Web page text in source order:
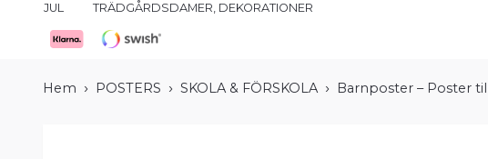
JUL TRÄDGÅRDSDAMER, DEKORATIONER
Hem POSTERS SKOLA & FÖRSKOLA Barnposter – Poster